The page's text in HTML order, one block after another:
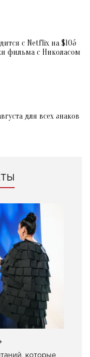
с Netflix на $105
фильма с Николасом
для всех знаков
которые